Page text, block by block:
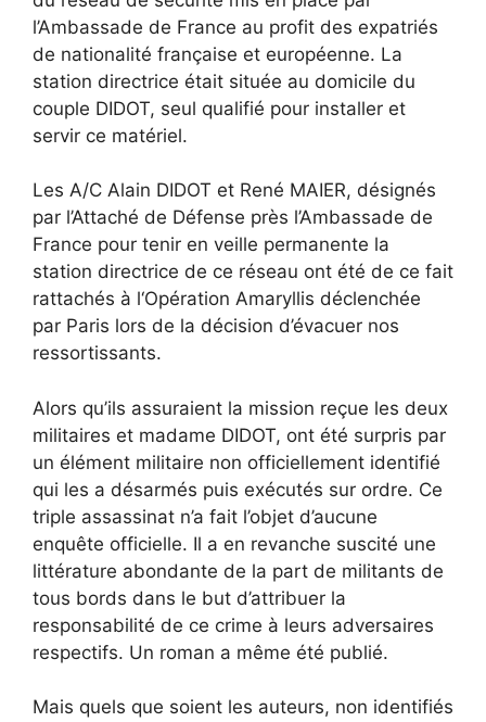
l’Ambassade de France au profit des expatriés
de nationalité française et européenne. La
station directrice était située au domicile du
couple DIDOT, seul qualifié pour installer et
servir ce matériel.
Les A/C Alain DIDOT et René MAIER, désignés
par l’Attaché de Défense près l’Ambassade de
France pour tenir en veille permanente la
station directrice de ce réseau ont été de ce fait
rattachés à l‘Opération Amaryllis déclenchée
par Paris lors de la décision d’évacuer nos
ressortissants.
Alors qu’ils assuraient la mission reçue les deux
militaires et madame DIDOT, ont été surpris par
un élément militaire non officiellement identifié
qui les a désarmés puis exécutés sur ordre. Ce
triple assassinat n’a fait l’objet d’aucune
enquête officielle. Il a en revanche suscité une
littérature abondante de la part de militants de
tous bords dans le but d’attribuer la
responsabilité de ce crime à leurs adversaires
respectifs. Un roman a même été publié.
Mais quels que soient les auteurs, non identifiés